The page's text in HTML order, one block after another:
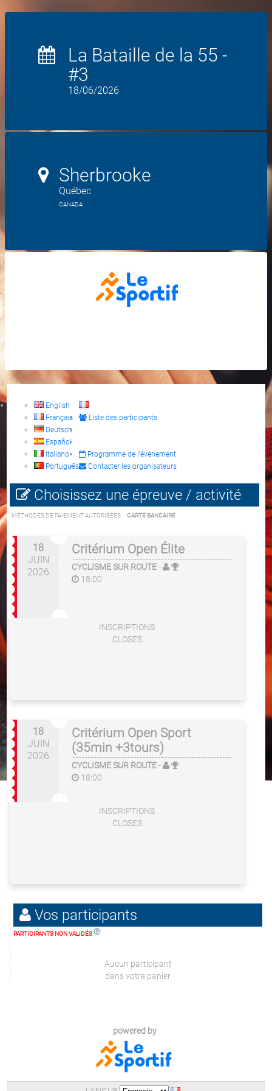
La Bataille de la 55 -
#3
18/06/2026
Sherbrooke
Québec
CANADA
English
Français
Deutsch
Español
Italiano
Português
Liste des participants
Programme de l'évènement
Contacter les organisateurs
Choisissez une épreuve / activité
MÉTHODES DE PAIEMENT AUTORISÉES : CARTE BANCAIRE
18
JUIN
2026
Critérium Open Élite
CYCLISME SUR ROUTE-
18:00
INSCRIPTIONS
CLOSES
18
JUIN
2026
Critérium Open Sport
(35min +3tours)
CYCLISME SUR ROUTE-
18:00
INSCRIPTIONS
CLOSES
Vos participants
PARTICIPANTS NON VALIDÉS
Aucun participant
dans votre panier
powered by